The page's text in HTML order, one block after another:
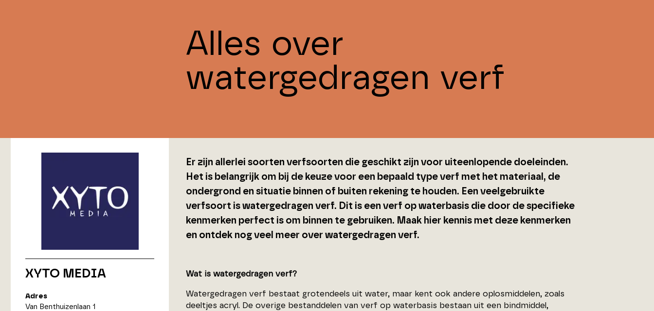
Alles over
watergedragen verf
XYTO MEDIA
Adres
Van Benthuizenlaan 1
Er zijn allerlei soorten verfsoorten die geschikt zijn voor uiteenlopende doeleinden.
Het is belangrijk om bij de keuze voor een bepaald type verf met het materiaal, de
ondergrond en situatie binnen of buiten rekening te houden. Een veelgebruikte
verfsoort is watergedragen verf. Dit is een verf op waterbasis die door de specifieke
kenmerken perfect is om binnen te gebruiken. Maak hier kennis met deze kenmerken
en ontdek nog veel meer over watergedragen verf.
Wat is watergedragen verf?
Watergedragen verf bestaat grotendeels uit water, maar kent ook andere oplosmiddelen, zoals
deeltjes acryl. De overige bestanddelen van verf op waterbasis bestaan uit een bindmiddel,